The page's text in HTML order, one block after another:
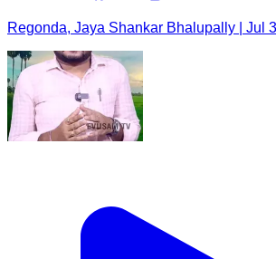
Regonda, Jaya Shankar Bhalupally | Jul